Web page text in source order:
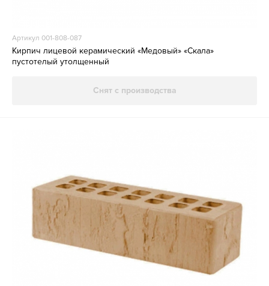
Артикул 001-808-087
Кирпич лицевой керамический «Медовый» «Скала»
пустотелый утолщенный
Снят с производства